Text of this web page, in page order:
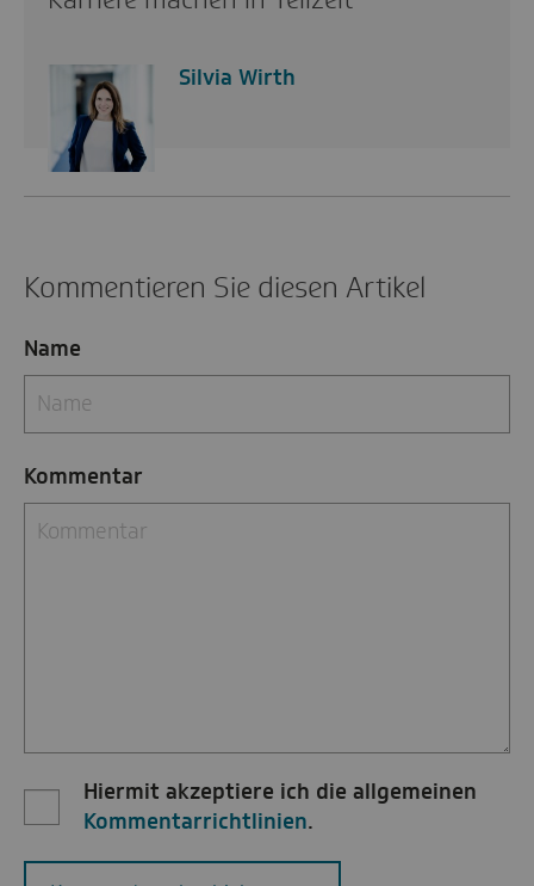
Silvia Wirth
Kommentieren Sie diesen Artikel
Name
Kommentar
Hiermit akzeptiere ich die allgemeinen
Kommentarrichtlinien.